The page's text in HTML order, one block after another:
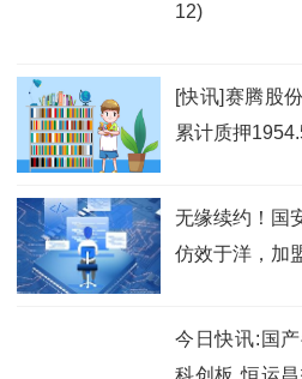
12)
[快讯]赛腾股
累计质押
无缘续约！国
仿效于洋，加
今日快讯:国